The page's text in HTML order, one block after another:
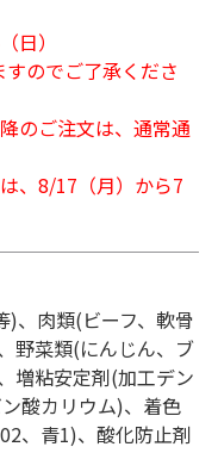
日）
のでご了承くださ
のご注文は、通常通
、8/17（月）から7
)、肉類(ビーフ、軟骨
野菜類(にんじん、ブ
増粘安定剤(加工デン
酸カリウム)、着色
、青1)、酸化防止剤